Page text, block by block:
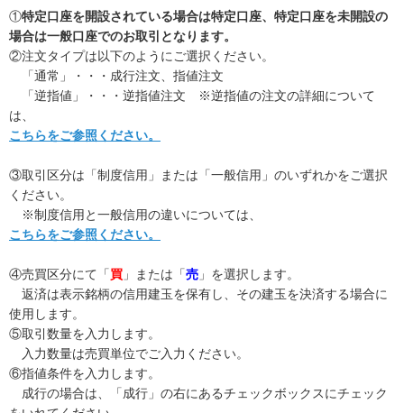
①特定口座を開設されている場合は特定口座、特定口座を未開設の
場合は一般口座でのお取引となります。
②注文タイプは以下のようにご選択ください。
「通常」・・・成行注文、指値注文
「逆指値」・・・逆指値注文 ※逆指値の注文の詳細について
は、
こちらをご参照ください。
③取引区分は「制度信用」または「一般信用」のいずれかをご選択
ください。
※制度信用と一般信用の違いについては、
こちらをご参照ください。
④売買区分にて「買 」または「売 」を選択します。
返済は表示銘柄の信用建玉を保有し、その建玉を決済する場合に
使用します。
⑤取引数量を入力します。
入力数量は売買単位でご入力ください。
⑥指値条件を入力します。
成行の場合は、「成行」の右にあるチェックボックスにチェック